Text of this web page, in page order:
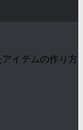
イテムの作り方